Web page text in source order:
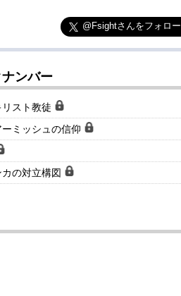
@Fsightさんをフォロー
ナンバー
リスト教徒
ミッシュの信仰
の対立構図